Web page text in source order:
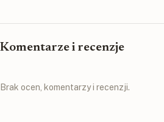
Komentarze i recenzje
Brak ocen, komentarzy i recenzji.